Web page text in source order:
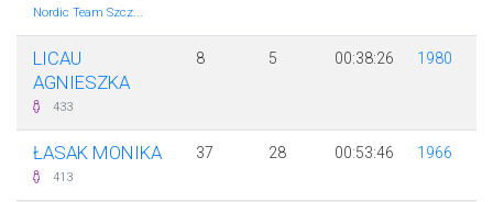
Nordic Team Szcz...
LICAU
AGNIESZKA
433
8 5 00:38:26 1980
ŁASAK MONIKA
413
37 28 00:53:46 1966